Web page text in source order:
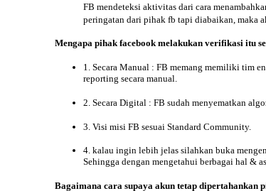
FB mendeteksi aktivitas dari cara
peringatan dari pihak fb tapi diabaikan, maka
Mengapa pihak facebook melakukan verifikasiitu
1. Secara Manual : FB memang memiliki tim
reporting secara manual.
2. Secara Digital : FB sudah menyematkan
3. Visi misi FB sesuai Standard Community.
4. kalau ingin lebih jelas silahkan buka
Sehingga dengan mengetahui berbagai hal &
Bagaimana cara supaya akun tetap dipertahankan